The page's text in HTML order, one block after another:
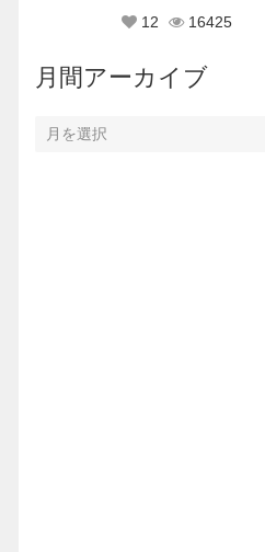
12
16425
月間アーカイブ